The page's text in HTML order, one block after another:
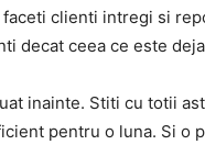
clienti intregi si
decat ceea ce este
inainte. Stiti cu totii
pentru o luna. Si o